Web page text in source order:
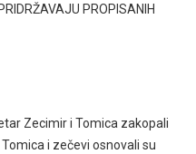
PROPISANIH
Zecimir i Tomica zakopali
i zečevi osnovali su